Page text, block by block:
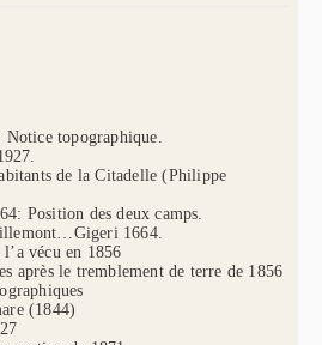
topographique.
de la Citadelle (Philippe
Position des deux camps.
1664.
vécu en 1856
après le tremblement de terre de 1856
(1844)